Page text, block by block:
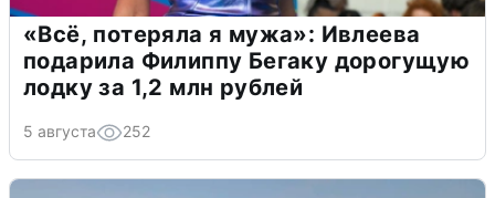
«Всё, потеряла я мужа»: Ивлеева
подарила Филиппу Бегаку дорогущую
лодку за 1,2 млн рублей
5 августа 252